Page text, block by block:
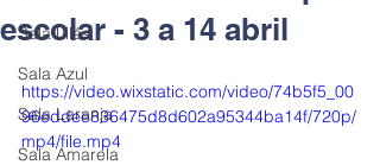
Sala Lilás
Sala Azul
Sala Laranja
Sala Amarela
escolar - 3 a 14 abril
https://video.wixstatic.com/video/74b5f5_00
96eddee836475d8d602a95344ba14f/720p/
mp4/file.mp4